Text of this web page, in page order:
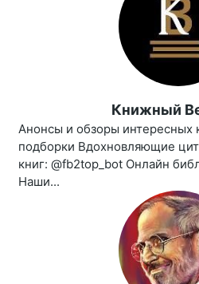
Книжный
Анонсы и обзоры интересных
подборки Вдохновляющие
книг: @fb2top_bot Онлайн
Наши...